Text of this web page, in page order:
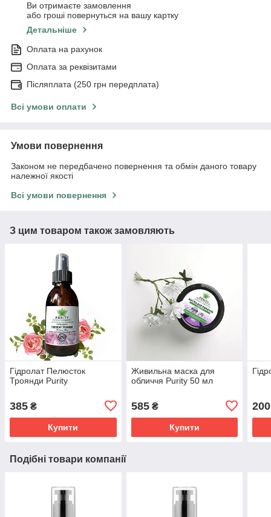
Ви отримаєте замовлення
або гроші повернуться на вашу картку
Детальніше
Оплата на рахунок
Оплата за реквізитами
Післяплата (250 грн передплата)
Всі умови оплати
Умови повернення
Законом не передбачено повернення та обмін даного товару
належної якості
Всі умови повернення
З цим товаром також замовляють
Гідролат Пелюсток
Троянди Purity
385 ₴
Купити
Живильна маска для
обличчя Purity 50 мл
585₴
Купити
200
Подібні товари компанії